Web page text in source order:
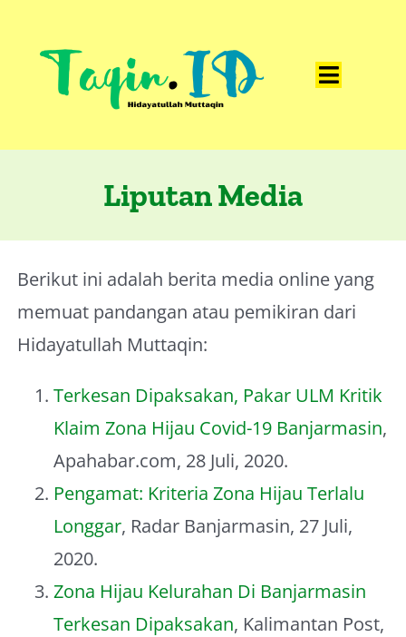
content
Toggle
Data
Presentasi
About Me
Liputan Media
Berikut ini adalah berita media online yang
memuat pandangan atau pemikiran dari
Hidayatullah Muttaqin:
Terkesan Dipaksakan, Pakar ULM Kritik
Klaim Zona Hijau Covid-19 Banjarmasin,
Apahabar.com, 28 Juli, 2020.
Pengamat: Kriteria Zona Hijau Terlalu
Longgar, Radar Banjarmasin, 27 Juli,
2020.
Zona Hijau Kelurahan Di Banjarmasin
Terkesan Dipaksakan, Kalimantan Post,